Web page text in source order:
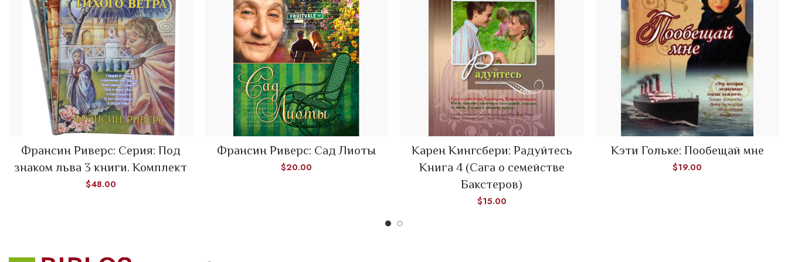
READ MORE
Франсин Риверс: Серия: Под
знаком льва 3 книги. Комплект
$48.00
ADD TO CART
Франсин Риверс: Сад Лиоты
$20.00
ADD TO CART
Карен Кингсбери: Радуйтесь
Книга 4 (Сага о семействе
Бакстеров)
$15.00
ADD TO CART
Кэти Гольке: Пообещай мне
$19.00